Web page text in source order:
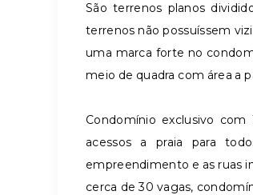
São terrenos planos
terrenos não possuíssem
uma marca forte no
meio de quadra com área a
Condomínio exclusivo
acessos a praia para
empreendimento e as ruas
cerca de 30 vagas,